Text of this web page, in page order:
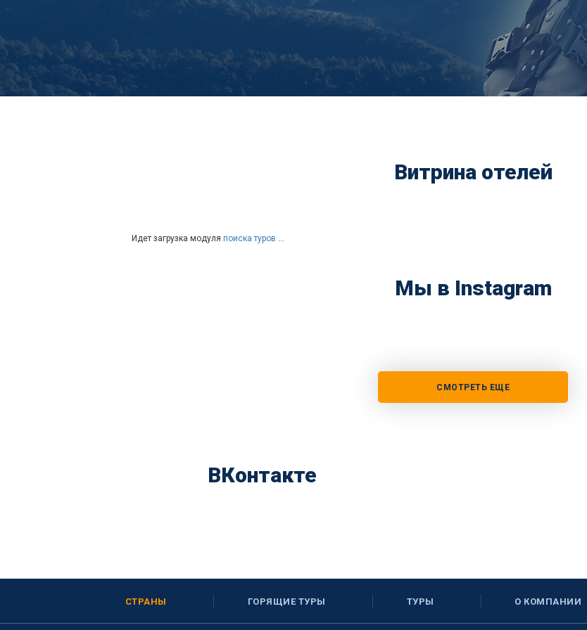
Витрина отелей
Идет загрузка модуля поиска туров …
Мы в Instagram
СМОТРЕТЬ ЕЩЕ
ВКонтакте
СТРАНЫ ГОРЯЩИЕ ТУРЫ ТУРЫ О КОМПАНИИ